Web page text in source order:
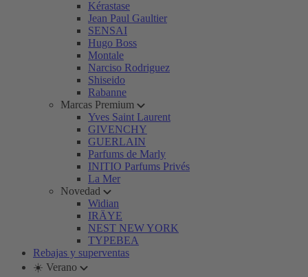
Kérastase
Jean Paul Gaultier
SENSAI
Hugo Boss
Montale
Narciso Rodriguez
Shiseido
Rabanne
Marcas Premium
Yves Saint Laurent
GIVENCHY
GUERLAIN
Parfums de Marly
INITIO Parfums Privés
La Mer
Novedad
Widian
IRÄYE
NEST NEW YORK
TYPEBEA
Rebajas y superventas
☀️ Verano